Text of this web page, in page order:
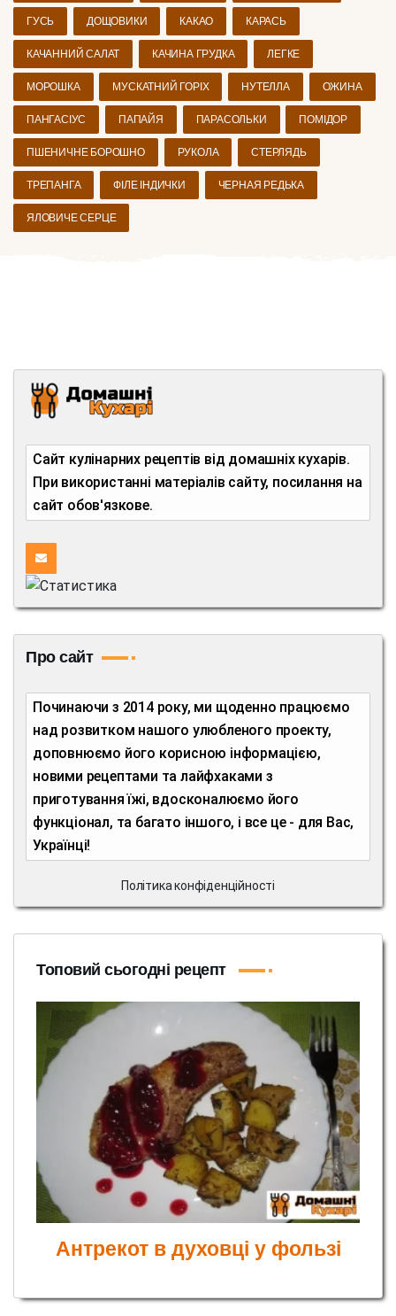
ГУСЬ ДОЩОВИКИ КАКАО КАРАСЬ
КАЧАННИЙ САЛАТ КАЧИНА ГРУДКА ЛЕГКЕ
МОРОШКА МУСКАТНИЙ ГОРІХ НУТЕЛЛА ОЖИНА
ПАНГАСІУС ПАПАЙЯ ПАРАСОЛЬКИ ПОМІДОР
ПШЕНИЧНЕ БОРОШНО РУКОЛА СТЕРЛЯДЬ
ТРЕПАНГА ФІЛЕ ІНДИЧКИ ЧЕРНАЯ РЕДЬКА
ЯЛОВИЧЕ СЕРЦЕ
Сайт кулінарних рецептів від домашніх кухарів.
При використанні матеріалів сайту, посилання на
сайт обов'язкове.
Про сайт
Починаючи з 2014 року, ми щоденно працюємо
над розвитком нашого улюбленого проекту,
доповнюємо його корисною інформацією,
новими рецептами та лайфхаками з
приготування їжі, вдосконалюємо його
функціонал, та багато іншого, і все це - для Вас,
Українці!
Політика конфіденційності
Топовий сьогодні рецепт
Антрекот в духовці у фользі